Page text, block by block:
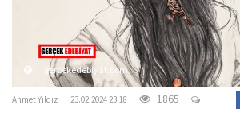
gercekedebiyat.com
Ahmet Yıldız 23.02.2024 23:18 1865